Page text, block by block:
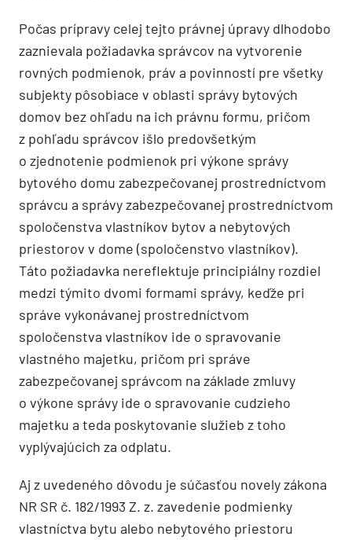
Počas prípravy celej tejto právnej úpravy dlhodobo
zaznievala požiadavka správcov na vytvorenie
rovných podmienok, práv a povinností pre všetky
subjekty pôsobiace v oblasti správy bytových
domov bez ohľadu na ich právnu formu, pričom
z pohľadu správcov išlo predovšetkým
o zjednotenie podmienok pri výkone správy
bytového domu zabezpečovanej prostredníctvom
správcu a správy zabezpečovanej prostredníctvom
spoločenstva vlastníkov bytov a nebytových
priestorov v dome (spoločenstvo vlastníkov).
Táto požiadavka nereflektuje principiálny rozdiel
medzi týmito dvomi formami správy, keďže pri
správe vykonávanej prostredníctvom
spoločenstva vlastníkov ide o spravovanie
vlastného majetku, pričom pri správe
zabezpečovanej správcom na základe zmluvy
o výkone správy ide o spravovanie cudzieho
majetku a teda poskytovanie služieb z toho
vyplývajúcich za odplatu.
Aj z uvedeného dôvodu je súčasťou novely zákona
NR SR č. 182/1993 Z. z. zavedenie podmienky
vlastníctva bytu alebo nebytového priestoru